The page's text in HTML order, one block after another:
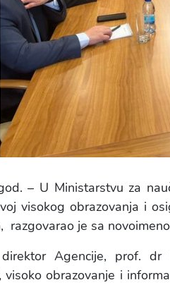
– U Ministarstvu za
visokog obrazovanja i
razgovarao je sa
Agencije, prof.
visoko obrazovanje i